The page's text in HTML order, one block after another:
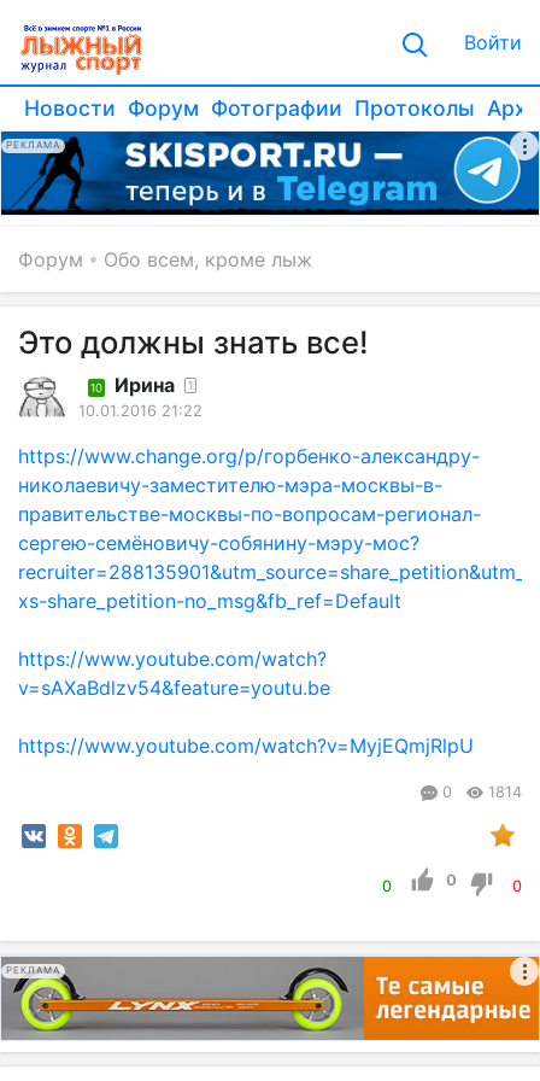
Войти
Новости Форум Фотографии Протоколы
РЕКЛАМА
Форум Обо всем, кроме лыж
Это должны знать все!
10 Ирина 1
10.01.2016 21:22
https://www.change.org/p/горбенко-александру-
николаевичу-заместителю-мэра-москвы-в-
правительстве-москвы-по-вопросам-регионал-
сергею-семёновичу-собянину-мэру-мос?
xs-share_petition-no_msg&fb_ref=Default
https://www.youtube.com/watch?
v=sAXaBdlzv54&feature=youtu.be
https://www.youtube.com/watch?v=MyjEQmjRlpU
0 1814
0 0 0
РЕКЛАМА